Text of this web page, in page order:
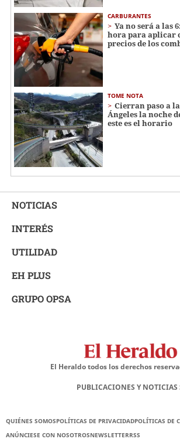
CARBURANTES
Ya no será a las
hora para aplicar
precios de los
TOME NOTA
Cierran paso a
Ángeles la noche
este es el horario
NOTICIAS
INTERÉS
UTILIDAD
EH PLUS
GRUPO OPSA
El Heraldo todos los derechos
PUBLICACIONES Y NOTICIAS
QUIÉNES SOMOSPOLÍTICAS DE PRIVACIDADPOLÍTICAS DE
ANÚNCIESE CON NOSOTROSNEWSLETTERRSS